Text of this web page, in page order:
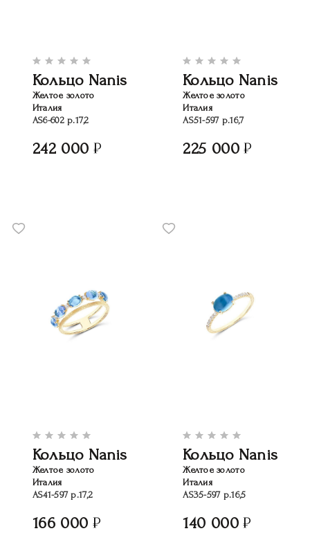
Кольцо Nanis
Желтое золото
Италия
AS6-602 р.17,2
242 000
Кольцо Nanis
Желтое золото
Италия
AS51-597 р.16,7
225 000
Кольцо Nanis
Желтое золото
Италия
AS41-597 р.17,2
166 000
Кольцо Nanis
Желтое золото
Италия
AS35-597 р.16,5
140 000